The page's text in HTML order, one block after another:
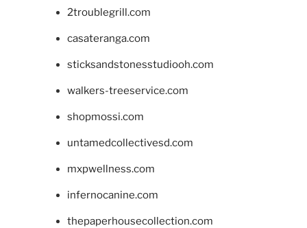
2troublegrill.com
casateranga.com
sticksandstonesstudiooh.com
walkers-treeservice.com
shopmossi.com
untamedcollectivesd.com
mxpwellness.com
infernocanine.com
thepaperhousecollection.com